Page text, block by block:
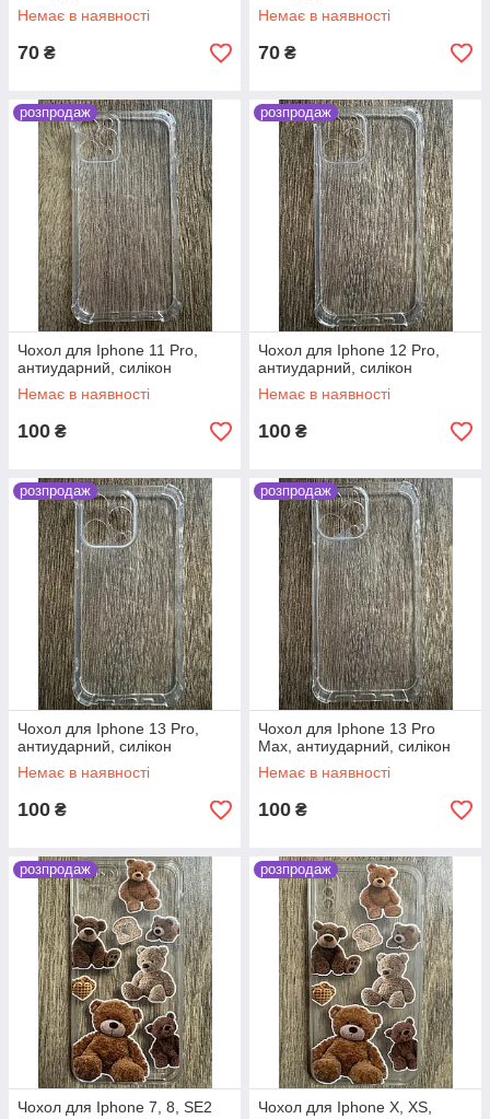
Немає в наявності
70 ₴
Немає в наявності
70 ₴
розпродаж
Чохол для Iphone 11 Pro,
антиударний, силікон
Немає в наявності
100 ₴
розпродаж
Чохол для Iphone 12 Pro,
антиударний, силікон
Немає в наявності
100 ₴
розпродаж
Чохол для Iphone 13 Pro,
антиударний, силікон
Немає в наявності
100 ₴
розпродаж
Чохол для Iphone 13 Pro
Max, антиударний, силікон
Немає в наявності
100 ₴
розпродаж
Чохол для Iphone 7, 8, SE2
розпродаж
Чохол для Iphone X, XS,